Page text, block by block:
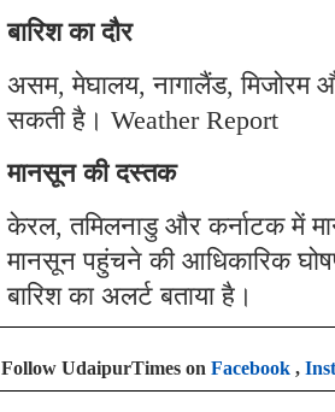
बारिश का दौर
असम, मेघालय, नागालैंड, मिजोरम
सकती है। Weather Report
मानसून की दस्तक
केरल, तमिलनाडु और कर्नाटक में
मानसून पहुंचने की आधिकारिक
बारिश का अलर्ट बताया है।
Follow UdaipurTimes on Facebook ,